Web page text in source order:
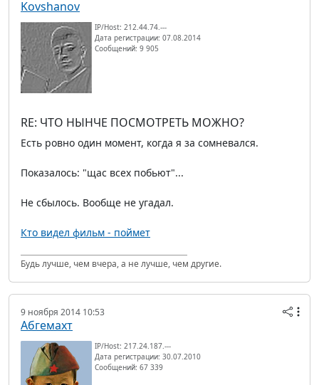
Kovshanov
IP/Host: 212.44.74.---
Дата регистрации: 07.08.2014
Сообщений: 9 905
RE: ЧТО НЫНЧЕ ПОСМОТРЕТЬ МОЖНО?
Есть ровно один момент, когда я за сомневался.
Показалось: "щас всех побьют"...
Не сбылось. Вообще не угадал.
Кто видел фильм - поймет
Будь лучше, чем вчера, а не лучше, чем другие.
9 ноября 2014 10:53
Абгемахт
IP/Host: 217.24.187.---
Дата регистрации: 30.07.2010
Сообщений: 67 339